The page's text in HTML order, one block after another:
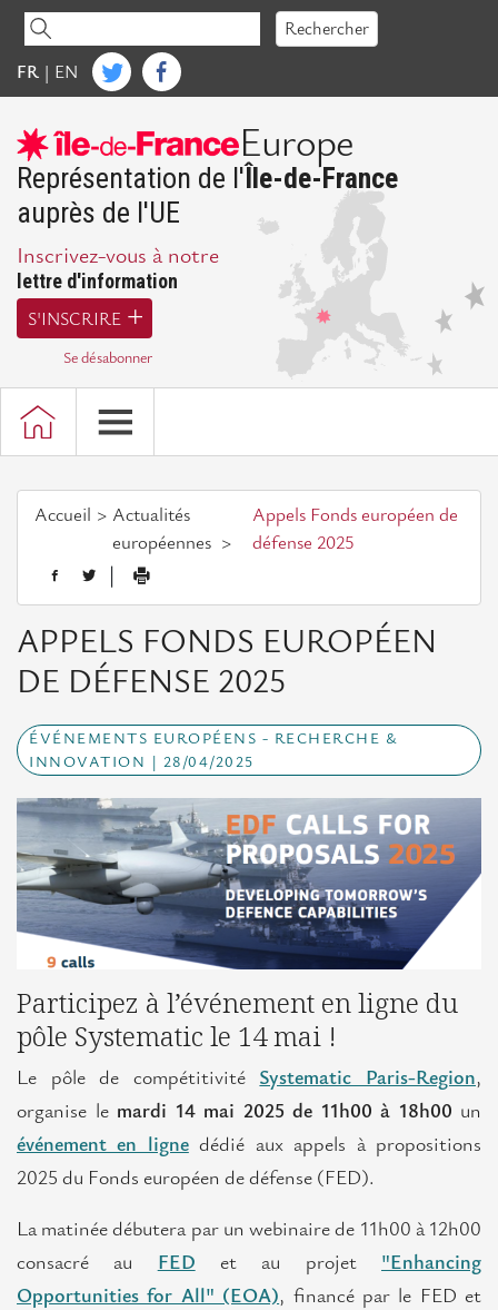
Accéder
contenu
Rechercher
FR | EN
Europe
Représentation de l'Île-de-France
auprès de l'UE
Inscrivez-vous à notre
lettre d'information
S'INSCRIRE
Se désabonner
Accueil
Actualités
européennes
Appels Fonds européen de
défense 2025
APPELS FONDS EUROPÉEN
DE DÉFENSE 2025
ÉVÉNEMENTS EUROPÉENS - RECHERCHE &
INNOVATION | 28/04/2025
Participez à l’événement en ligne du
pôle Systematic le 14 mai !
Le pôle de compétitivité Systematic Paris-Region,
organise lemardi 14 mai 2025 de 11h00 à 18h00 un
événement en lignedédié aux appels à propositions
2025 du Fonds européen de défense (FED).
La matinée débutera par un webinaire de 11h00 à 12h00
consacré au FED et au projet "Enhancing
Opportunities for All" (EOA), financé par le FED et
IdFE
Mot
de
la
Présidente
Présentation
d'IdFE
Missions
Bureau,
Conseil
d'administration
Assemblée
L'équipe
Actualités européennes
Opportunités
Appels
à
projets
Consultations
Evénements
européens
L’Île-
de-
France
en
Europe
L'Europe en Île-de-France
Actualités